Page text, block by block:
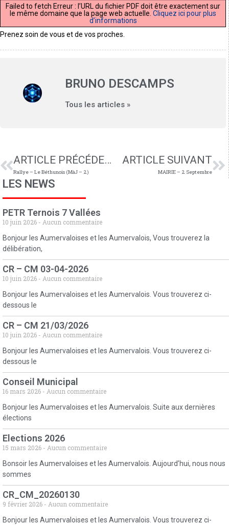
Failed to fetch Erreur : l’URL du fichier PDF doit être exactement sur
le même domaine que la page web actuelle. Cliquez ici pour plus
d’informations
Prenez soin de vous et de vos proches.
BRUNO DESCAMPS
Tous les articles »
ARTICLE PRÉCÉDENT
Rallye – Le Béthunois (MàJ – 2)
ARTICLE SUIVANT
MAIRIE – 2 Septembre
LES NEWS
PETR Ternois 7 Vallées
10 juin 2026
Aucun commentaire
Bonjour les Aumervaloises et les Aumervalois, Vous trouverez la
délibération,
CR – CM 03-04-2026
10 juin 2026
Aucun commentaire
Bonjour les Aumervaloises et les Aumervalois. Vous trouverez ci-
dessous le
CR – CM 21/03/2026
10 juin 2026
Aucun commentaire
Bonjour les Aumervaloises et les Aumervalois. Vous trouverez ci-
dessous le
Conseil Municipal
16 mars 2026
Aucun commentaire
Bonjour les Aumervaloises et les Aumervalois. Suite aux dernières
élections
Elections 2026
15 mars 2026
Aucun commentaire
Bonsoir les Aumervaloises et les Aumervalois. Aujourd’hui, nous nous
sommes
CR_CM_20260130
9 février 2026
Aucun commentaire
Bonjour les Aumervaloises et les Aumervalois. Vous trouverez ci-